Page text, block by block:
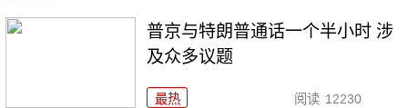
普京与特朗普通话一个半小时 涉
及众多议题
最热 阅读 12230